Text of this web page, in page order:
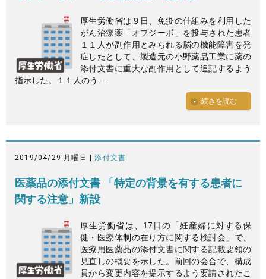
厚生労働省は９日、免疫の仕組みを利用した
がん治療薬「オプジーボ」を投与された患者
１１人が副作用とみられる脳の機能障害を発
症したとして、製造元の小野薬品工業に薬の
添付文書に重大な副作用として追記するよう
指示した。１１人のう…
続きを読む
2019/04/29 月曜日 |添付文書
医薬品の添付文書 「特定の背景を有する患者に
関する注意」新設
厚生労働省は、17日の「妊産婦に対する保
健・医療体制の在り方に関する検討会」で、
医療用医薬品の添付文書に関する記載要領の
見直しの概要を示した。前回の会合で、構成
員から変更内容を提示するよう要請されたこ